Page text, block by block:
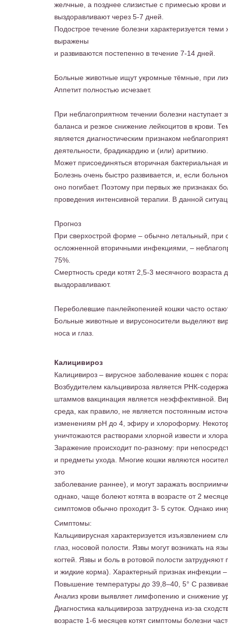
желчные, а позднее слизистые с примесью крови
выздоравливают через 5-7 дней.
Подострое течение болезни характеризуется
выражены
и развиваются постепенно в течение 7-14 дней.
Больные животные ищут укромные тёмные, при
Аппетит полностью исчезает.
При неблагоприятном течении болезни наступает
баланса и резкое снижение лейкоцитов в крови.
является диагностическим признаком
деятельности, брадикардию и (или) аритмию.
Может присоединяться вторичная бактериальная
Болезнь очень быстро развивается, и, если
оно погибает. Поэтому при первых же признаках
проведения интенсивной терапии. В данной
Прогноз
При сверхострой форме – обычно летальный, при
осложненной вторичными инфекциями, –
75%.
Смертность среди котят 2,5-3 месячного
выздоравливают.
Переболевшие панлейкопенией кошки часто
Больные животные и вирусоносители выделяют
носа и глаз.
Калицивироз
Калицивироз – вирусное заболевание кошек с
Возбудителем кальцивироза является РНК-
штаммов вакцинация является неэффективной.
среда, как правило, не является постоянным
изменениям рН до 4, эфиру и хлороформу.
уничтожаются растворами хлорной извести и
Заражение происходит по-разному: при
и предметы ухода. Многие кошки являются
это
заболевание раннее), и могут заражать
однако, чаще болеют котята в возрасте от 2
симптомов обычно проходит 3- 5 суток. Однако
Симптомы:
Кальцивирусная характеризуется изъязвлением
глаз, носовой полости. Язвы могут возникать на
когтей. Язвы и боль в ротовой полости
и жидкие корма). Характерный признак инфекции
Повышение температуры до 39,8–40, 5° С
Анализ крови выявляет лимфопению и снижение
Диагностика кальцивироза затруднена из-за
возрасте 1-6 месяцев котят симптомы болезни